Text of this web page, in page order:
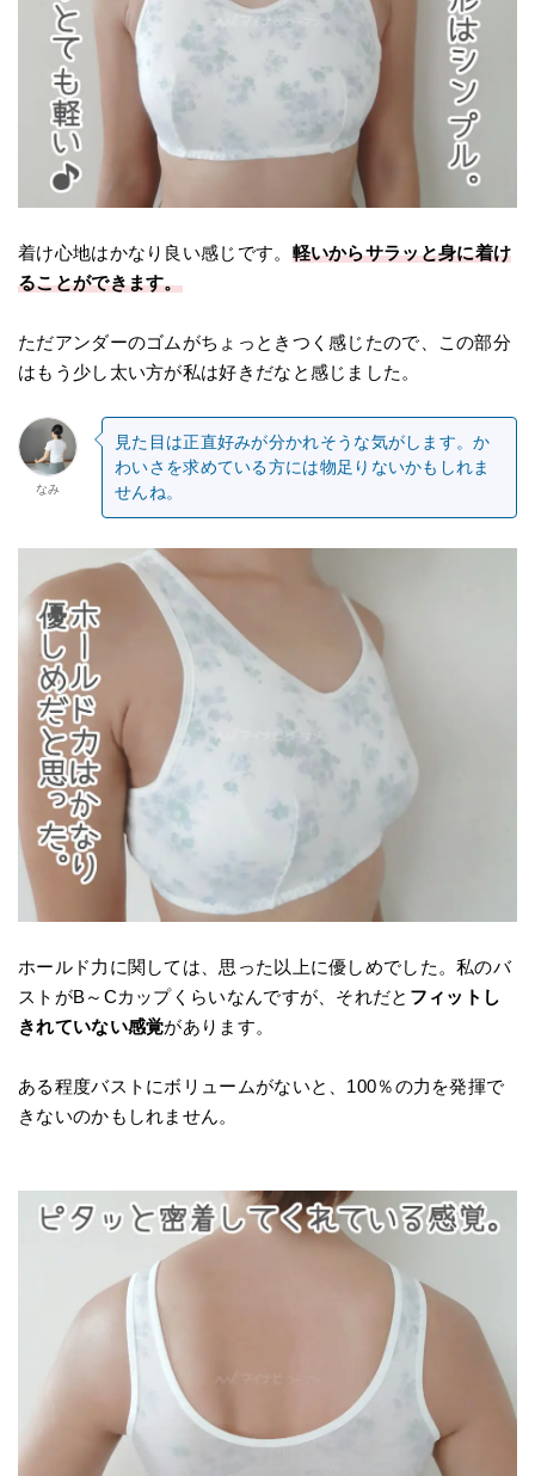
着け心地はかなり良い感じです。 軽いからサラッと身に着け
ることができます。
ただアンダーのゴムがちょっときつく感じたので、この部分
はもう少し太い方が私は好きだなと感じました。
なみ
見た目は正直好みが分かれそうな気がします。か
わいさを求めている方には物足りないかもしれま
せんね。
ホールド力に関しては、思った以上に優しめでした。私のバ
ストがB～Cカップくらいなんですが、それだと フィットし
きれていない感覚があります。
ある程度バストにボリュームがないと、100％の力を発揮で
きないのかもしれません。